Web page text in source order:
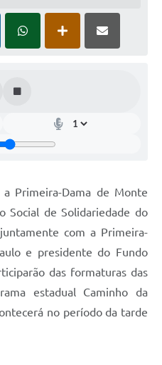
Primeira-Dama de Monte
Social de Solidariedade do
com a Primeira-
e presidente do Fundo
das formaturas das
estadual Caminho da
no período da tarde